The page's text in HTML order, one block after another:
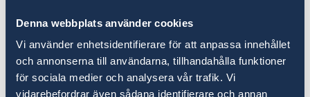
Denna webbplats använder cookies
Vi använder enhetsidentifierare för att anpassa innehållet
och annonserna till användarna, tillhandahålla funktioner
för sociala medier och analysera vår trafik. Vi
vidarebefordrar även sådana identifierare och annan
utrikesminister Tobias Billström.
Som medlem i Nato kommer Sverige att
engagera sig i alla Natos kärnuppgifter: